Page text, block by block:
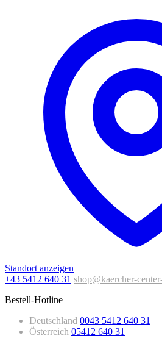
Standort anzeigen
+43 5412 640 31 shop@kaercher-
Bestell-Hotline
Deutschland 0043 5412 640 31
Österreich 05412 640 31